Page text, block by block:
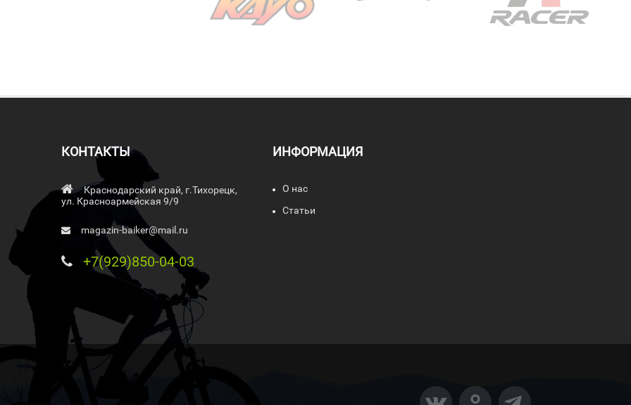
КОНТАКТЫ
Краснодарский край, г.Тихорецк,
ул. Красноармейская 9/9
magazin-baiker@mail.ru
+7(929)850-04-03
ИНФОРМАЦИЯ
О нас
Статьи